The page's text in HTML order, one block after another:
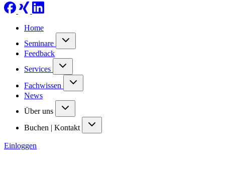
Home
Seminare
Feedback
Services
Fachwissen
News
Über uns
Buchen | Kontakt
Einloggen